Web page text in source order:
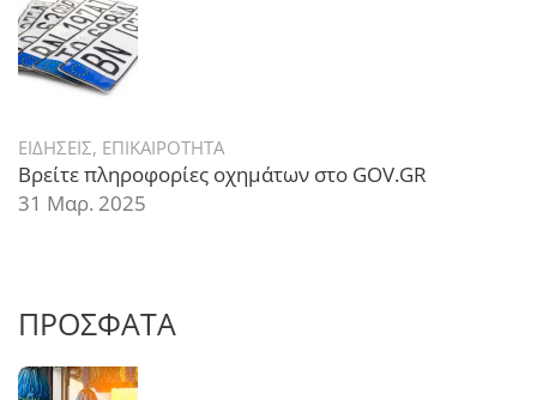
ΕΙΔΗΣΕΙΣ, ΕΠΙΚΑΙΡΟΤΗΤΑ
Βρείτε πληροφορίες οχημάτων στο GOV.GR
31 Μαρ. 2025
ΠΡΟΣΦΑΤΑ